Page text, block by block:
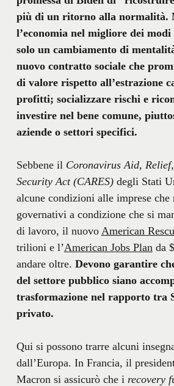
più di un ritorno alla normalità.
l’economia nel migliore dei
solo un cambiamento di
nuovo contratto sociale che
di valore rispetto all’estrazione
profitti; socializzare rischi e
investire nel bene comune,
aziende o settori specifici.
Sebbene il Coronavirus Aid,
Security Act (CARES)degli Stati
alcune condizioni alle imprese
governativi a condizione che si
di lavoro, il nuovo American
trilioni e l’American Jobs Planda
andare oltre. Devono garantire
del settore pubblico siano
trasformazione nel rapporto tra
privato.
Qui si possono trarre alcuni
dall’Europa. In Francia, il
Macron si assicurò che i recovery